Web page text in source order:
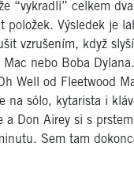
“vykradli” celkem
položek. Výsledek je
vzrušením, když
nebo Boba
Well od Fleetwood
na sólo, kytarista i
Don Airey si s
Sem tam